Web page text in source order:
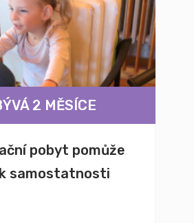
2 MĚSÍCE
pobyt pomůže
samostatnosti